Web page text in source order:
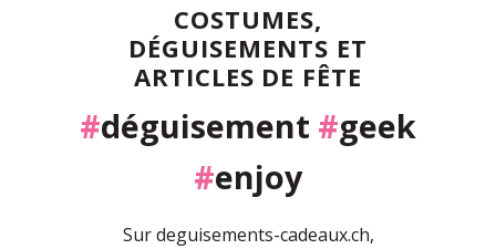
COSTUMES,
DÉGUISEMENTS ET
ARTICLES DE FÊTE
#déguisement #geek
#enjoy
Sur deguisements-cadeaux.ch,